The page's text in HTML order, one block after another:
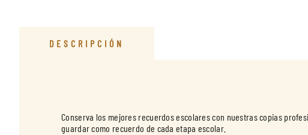
DESCRIPCIÓN
Conserva los mejores recuerdos escolares con nuestras copias
guardar como recuerdo de cada etapa escolar.